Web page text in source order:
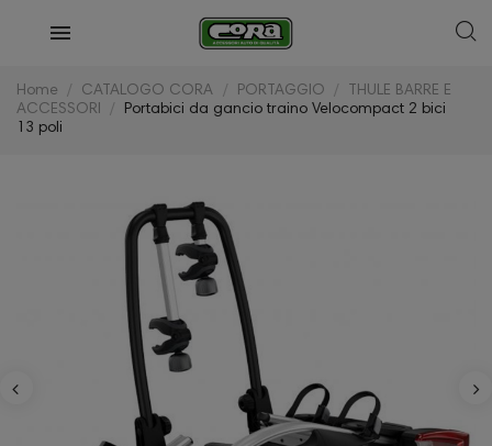
Home CATALOGO CORA PORTAGGIO
THULE BARRE E
ACCESSORI
Portabici da gancio traino Velocompact 2 bici
13 poli